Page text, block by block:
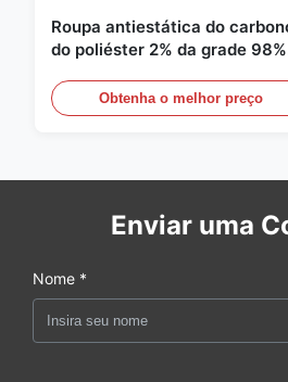
Roupa antiestática do
do poliéster 2% da grade 98%
Obtenha o melhor preço
Enviar uma
Nome *